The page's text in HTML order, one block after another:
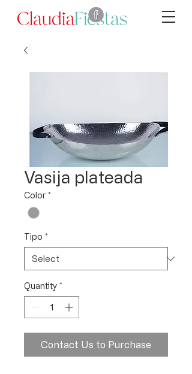
Vasija plateada
Color *
Tipo *
Quantity *
Contact Us to Purchase